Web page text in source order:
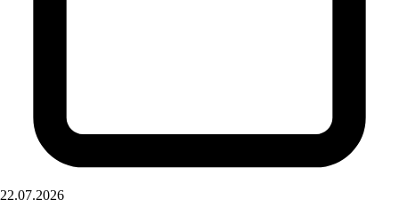
22.07.2026